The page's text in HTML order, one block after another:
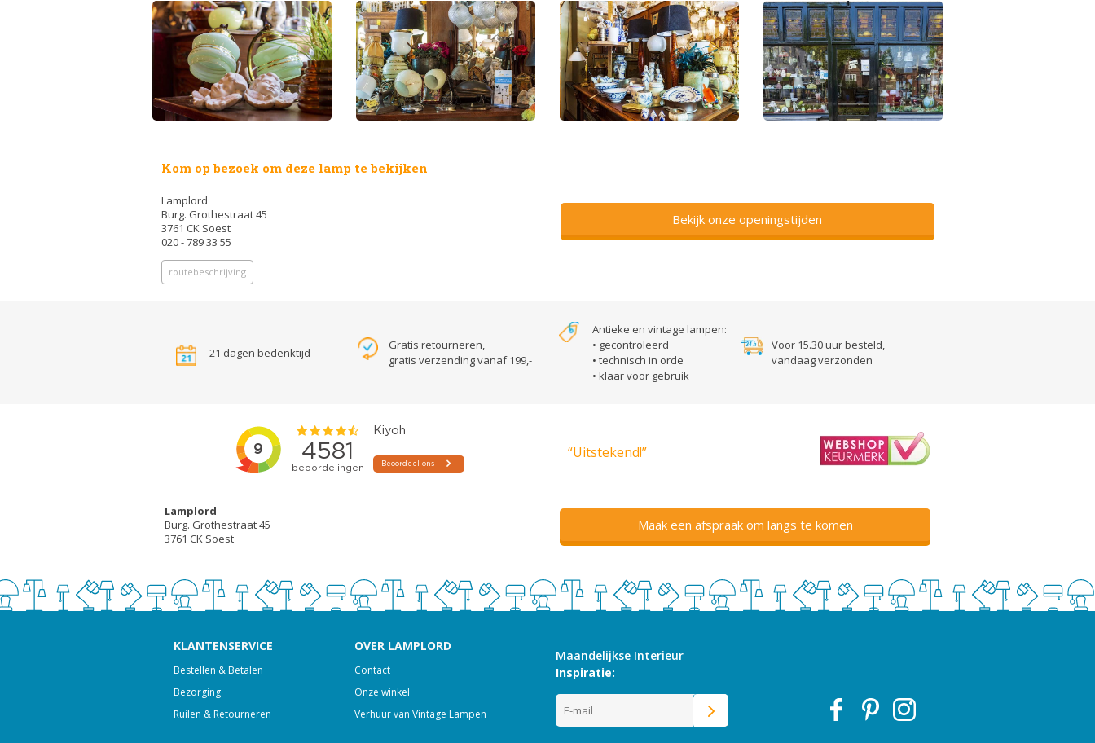
Kom op bezoek om deze lamp te bekijken
Lamplord
Burg. Grothestraat 45
3761 CK Soest
020 - 789 33 55
routebeschrijving
Bekijk onze openingstijden
21 dagen bedenktijd
Gratis retourneren,
gratis verzending vanaf 199,-
Antieke en vintage lampen:
• gecontroleerd
• technisch in orde
• klaar voor gebruik
Voor 15.30 uur besteld,
vandaag verzonden
“Uitstekend!”
Lamplord
Burg. Grothestraat 45
3761 CK Soest
Maak een afspraak om langs te komen
KLANTENSERVICE
Bestellen & Betalen
Bezorging
Ruilen & Retourneren
OVER LAMPLORD
Contact
Onze winkel
Verhuur van Vintage Lampen
Maandelijkse Interieur
Inspiratie: